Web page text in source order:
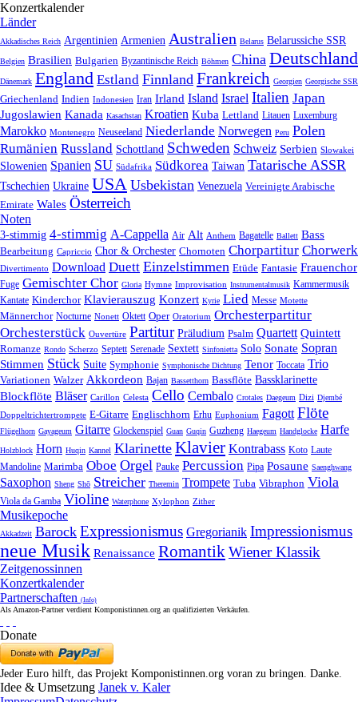
Konzertkalender
Länder
Akkadisches Reich Argentinien Armenien Australien Belarus Belarussiche SSR
Belgien Brasilien Bulgarien Byzantinische Reich Böhmen China Deutschland
Dänemark England Estland Finnland Frankreich Georgien Georgische SSR
Griechenland Indien Indonesien Iran Irland Island Israel Italien Japan
Jugoslawien Kanada Kasachstan Kroatien Kuba Lettland Litauen Luxemburg
Marokko Montenegro Neuseeland Niederlande Norwegen Peru Polen
Rumänien Russland Schottland Schweden Schweiz Serbien Slowakei
Slowenien Spanien SU Südafrika Südkorea Taiwan Tatarische ASSR
Tschechien Ukraine USA Usbekistan Venezuela Vereinigte Arabische
Emirate Wales Österreich
Noten
3-stimmig 4-stimmig A-Cappella Air Alt Anthem Bagatelle Ballett Bass
Bearbeitung Capriccio Chor & Orchester Chornoten Chorpartitur Chorwerk
Divertimento Download Duett Einzelstimmen Etüde Fantasie Frauenchor
Fuge Gemischter Chor Gloria Hymne Improvisation Instrumentalmusik Kammermusik
Kantate Kinderchor Klavierauszug Konzert Kyrie Lied Messe Motette
Männerchor Nocturne Nonett Oktett Oper Oratorium Orchesterpartitur
Orchesterstück Ouvertüre Partitur Präludium Psalm Quartett Quintett
Romanze Rondo Scherzo Septett Serenade Sextett Sinfonietta Solo Sonate Sopran
Stimmen Stück Suite Symphonie Symphonische Dichtung Tenor Toccata Trio
Variationen Walzer Akkordeon Bajan Bassetthorn Bassflöte Bassklarinette
Blockflöte Bläser Carillon Celesta Cello Cembalo Crotales Daegeum Dizi Djembé
Doppeltrichtertrompete E-Gitarre Englischhorn Erhu Euphonium Fagott Flöte
Flügelhorn Gayageum Gitarre Glockenspiel Guan Guqin Guzheng Haegeum Handglocke Harfe
Holzblock Horn Huqin Kannel Klarinette Klavier Kontrabass Koto Laute
Mandoline Marimba Oboe Orgel Pauke Percussion Pipa Posaune Saenghwang
Saxophon Sheng Shō Streicher Theremin Trompete Tuba Vibraphon Viola
Viola da Gamba Violine Waterphone Xylophon Zither
Musikepoche
Akkadzeit Barock Expressionismus Gregorianik Impressionismus
neue Musik Renaissance RomantikWiener Klassik
Zeitgenossinnen
Konzertkalender
Partnerschaften (Info)
Als Amazon-Partner verdient Komponistinnen.org an qualifizierten Verkäufen.
Donate
Jeder Euro hilft, das Projekt Komponistinnen.org voran zu bringen. Danke.
Idee & Umsetzung Janek v. Kaler